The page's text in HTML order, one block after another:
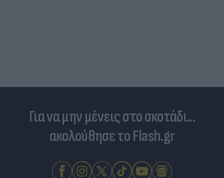
Για να μην μένεις στο σκοτάδι...
ακολούθησε το Flash.gr